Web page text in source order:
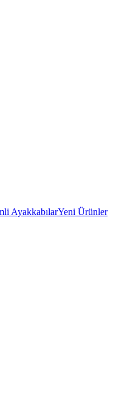
AyakkabılarYeni Ürünler